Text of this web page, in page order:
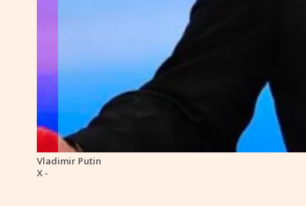
Vladimir Putin
X -